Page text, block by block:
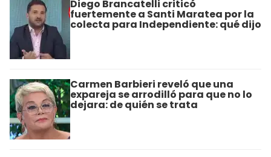
Diego Brancatelli criticó
fuertemente a Santi Maratea por la
colecta para Independiente: qué dijo
Carmen Barbieri reveló que una
expareja se arrodilló para que no lo
dejara: de quién se trata